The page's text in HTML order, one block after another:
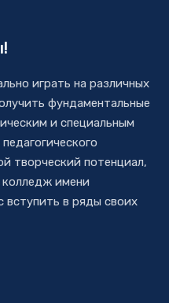
играть на различных
фундаментальные
и специальным
творческий потенциал,
имени
вступить в ряды своих